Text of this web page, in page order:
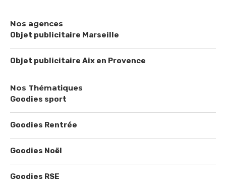
Nos agences
Objet publicitaire Marseille
Objet publicitaire Aix en Provence
Nos Thématiques
Goodies sport
Goodies Rentrée
Goodies Noël
Goodies RSE